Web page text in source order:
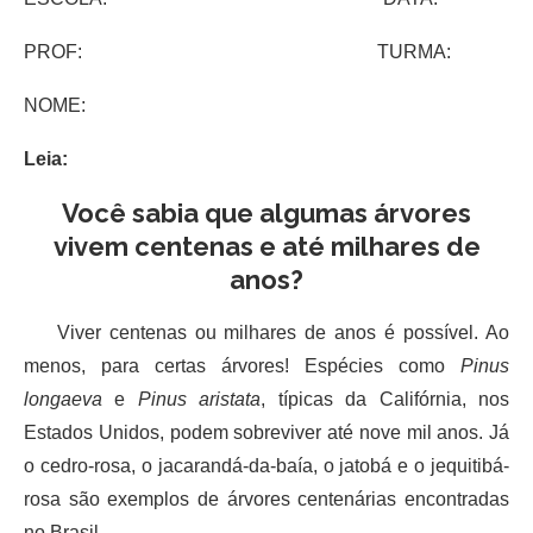
PROF: TURMA:
NOME:
Leia:
Você sabia que algumas árvores
vivem centenas e até milhares de
anos?
Viver centenas ou milhares de anos é possível. Ao
menos, para certas árvores! Espécies como Pinus
longaeva e Pinus aristata, típicas da Califórnia, nos
Estados Unidos, podem sobreviver até nove mil anos. Já
o cedro-rosa, o jacarandá-da-baía, o jatobá e o jequitibá-
rosa são exemplos de árvores centenárias encontradas